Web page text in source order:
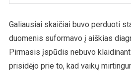
Galiausiai skaičiai buvo perduoti
duomenis suformavo į aiškias
Pirmasis įspūdis nebuvo
prisidėjo prie to, kad vaikų